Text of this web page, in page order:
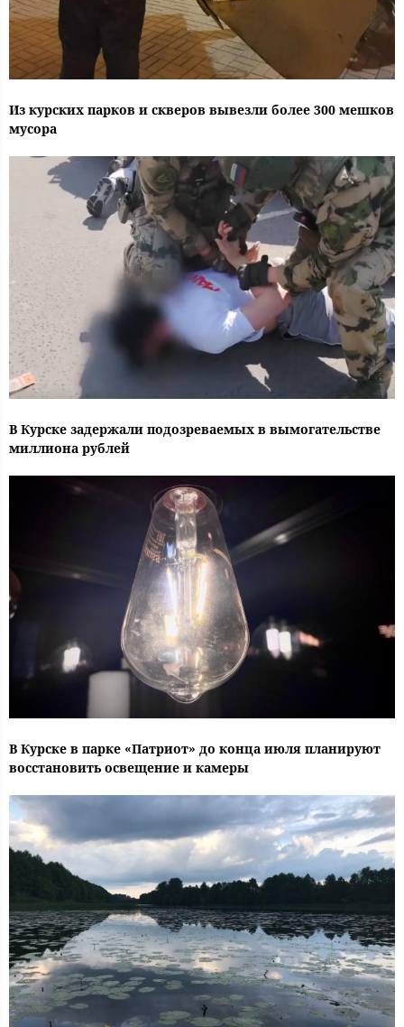
Из курских парков и скверов вывезли более 300 мешков
мусора
В Курске задержали подозреваемых в вымогательстве
миллиона рублей
В Курске в парке «Патриот» до конца июля планируют
восстановить освещение и камеры